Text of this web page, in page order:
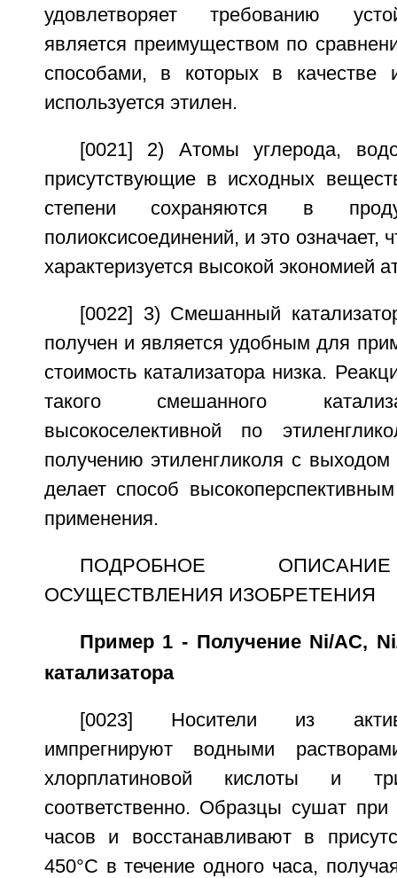
удовлетворяет требованию
является преимуществом по
способами, в которых в качестве
используется этилен.
[0021] 2) Атомы углерода,
присутствующие в исходных
степени сохраняются в
полиоксисоединений, и это означает,
характеризуется высокой экономией
[0022] 3) Смешанный
получен и является удобным для
стоимость катализатора низка.
такого смешанного
высокоселективной по
получению этиленгликоля с
делает способ
применения.
ПОДРОБНОЕ
ОСУЩЕСТВЛЕНИЯ ИЗОБРЕТЕНИЯ
Пример 1 - Получение Ni/AC,
катализатора
[0023] Носители из
импрегнируют водными
хлорплатиновой кислоты и
соответственно. Образцы сушат
часов и восстанавливают в
450°С в течение одного часа,